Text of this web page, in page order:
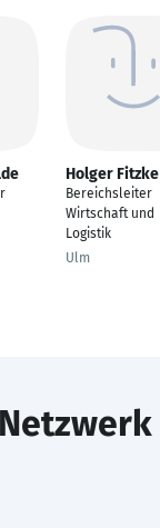
Holger Fitzke
Bereichsleiter
Wirtschaft und
Logistik
Ulm